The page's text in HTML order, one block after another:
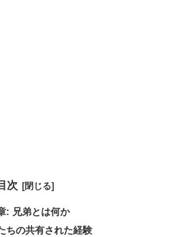
次
: 兄弟とは何か
ちの共有された経験